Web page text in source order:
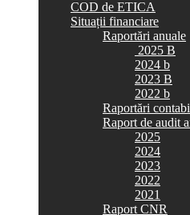
COD de ETICA
Situații financiare
Raportări anuale
2025 B
2024 b
2023 B
2022 b
Raportări
Raport de audit
2025
2024
2023
2022
2021
Raport CNR